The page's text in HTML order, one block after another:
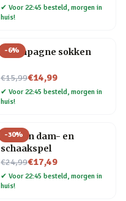
✔ Voor 22:45 besteld, morgen in
huis!
-6%
Champagne sokken
€15,99
Nu voor€14,99
✔ Voor 22:45 besteld, morgen in
huis!
-30%
Houten dam- en
schaakspel
€24,99
Nu voor€17,49
✔ Voor 22:45 besteld, morgen in
huis!